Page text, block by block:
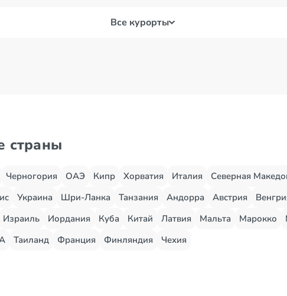
Все курорты
страны
Черногория ОАЭ Кипр Хорватия Италия Северная
Украина Шри-Ланка Танзания Андорра Австрия
Израиль Иордания Куба Китай Латвия Мальта Марокко
Таиланд Франция Финляндия Чехия